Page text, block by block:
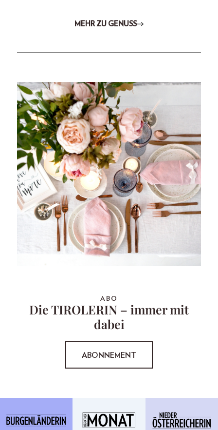
MEHR ZU GENUSS
ABO
Die TIROLERIN – immer mit
dabei
ABONNEMENT